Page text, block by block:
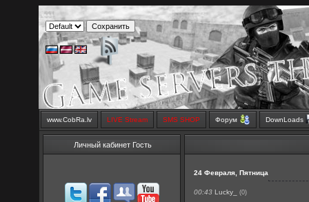
www.CobRa.lv LIVE Stream SMS SHOP Форум DownLoads
Личный кабинет Гость
24 Февраля, Пятница
00:43 Lucky_ (0)